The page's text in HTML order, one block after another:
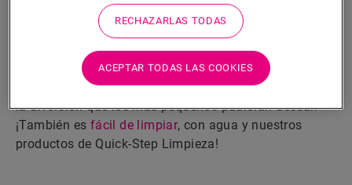
Crear un acabado hermético es muy sencillo. Siga los
pasos que se muestran para conseguir un suelo Alpha
Vinyl resistente a las salpicaduras, humedad y a toda
la diversión que los más pequeños pudieran desear.
¡También es fácil de limpiar, con agua y nuestros
productos de Quick-Step Limpieza!
RECHAZARLAS TODAS
ACEPTAR TODAS LAS COOKIES